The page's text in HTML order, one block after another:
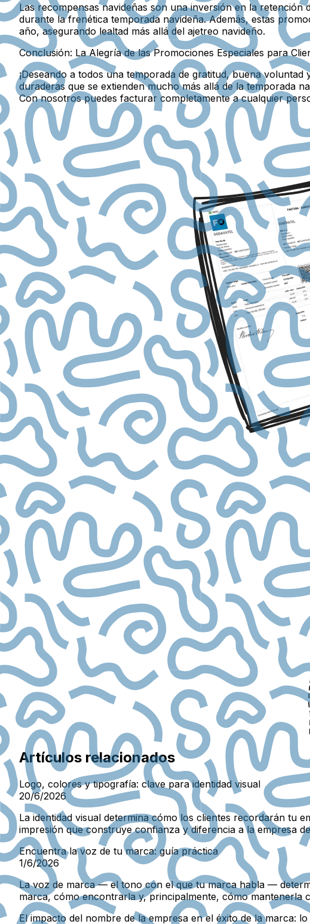
Las recompensas navideñas son una inversión en la
durante la frenética temporada navideña. Además, estas
año, asegurando lealtad más allá del ajetreo navideño.
Conclusión: La Alegría de las Promociones Especiales para
¡Deseando a todos una temporada de gratitud, buena
duraderas que se extienden mucho más allá de la temporada
Con nosotros puedes facturar completamente a cualquier
Artículos relacionados
Logo, colores y tipografía: clave para identidad visual
20/6/2026
La identidad visual determina cómo los clientes recordarán tu
impresión que construye confianza y diferencia a la empresa
Encuentra la voz de tu marca: guía práctica
1/6/2026
La voz de marca — el tono con el que tu marca habla —
marca, cómo encontrarla y, principalmente, cómo mantenerla
El impacto del nombre de la empresa en el éxito de la marca: